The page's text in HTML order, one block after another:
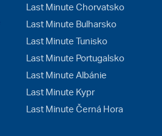
Last Minute Chorvatsko
Last Minute Bulharsko
Last Minute Tunisko
Last Minute Portugalsko
Last Minute Albánie
Last Minute Kypr
Last Minute Černá Hora